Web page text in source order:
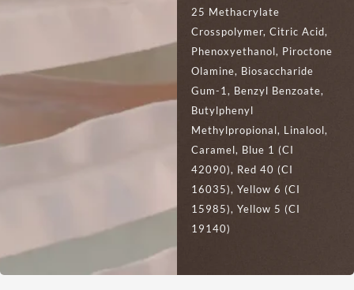
25 Methacrylate
Crosspolymer, Citric Acid,
Phenoxyethanol, Piroctone
Olamine, Biosaccharide
Gum-1, Benzyl Benzoate,
Butylphenyl
Methylpropional, Linalool,
Caramel, Blue 1 (CI
42090), Red 40 (CI
16035), Yellow 6 (CI
15985), Yellow 5 (CI
19140)